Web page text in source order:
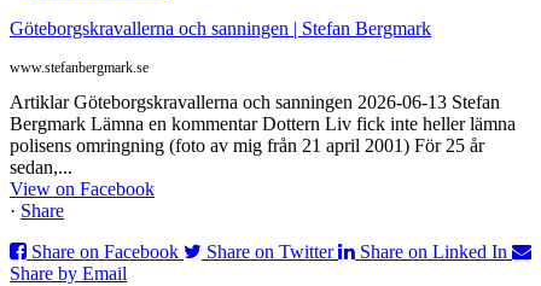
Göteborgskravallerna och sanningen | Stefan Bergmark
www.stefanbergmark.se
Artiklar Göteborgskravallerna och sanningen 2026-06-13 Stefan
Bergmark Lämna en kommentar Dottern Liv fick inte heller lämna
polisens omringning (foto av mig från 21 april 2001) För 25 år
sedan,...
View on Facebook
· Share
Share on Facebook
Share on Twitter
Share on Linked In
Share by Email